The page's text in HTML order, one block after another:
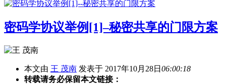
密码学协议举例[1]–秘密共享的门限方案
本文由 王 茂南 发表于 2017年10月28日 06:00:18
转载请务必保留本文链接：